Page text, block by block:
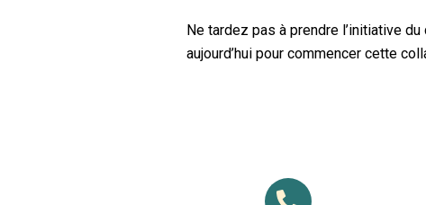
Ne tardez pas à prendre l’initiative
aujourd’hui pour commencer cette